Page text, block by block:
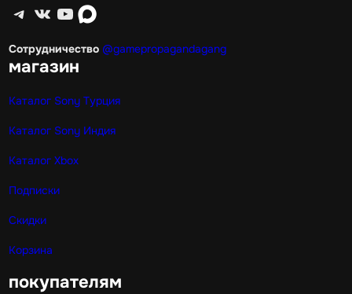
Telegram ВКонтакте YouTube max
Сотрудничество @gamepropagandagang
магазин
Каталог Sony Турция
Каталог Sony Индия
Каталог Xbox
Подписки
Скидки
Корзина
покупателям